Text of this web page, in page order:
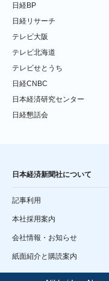
日経BP
日経リサーチ
テレビ大阪
テレビ北海道
テレビせとうち
日経CNBC
日本経済研究センター
日経懇話会
日本経済新聞社について
記事利用
本社採用案内
会社情報・お知らせ
紙面紹介と購読案内